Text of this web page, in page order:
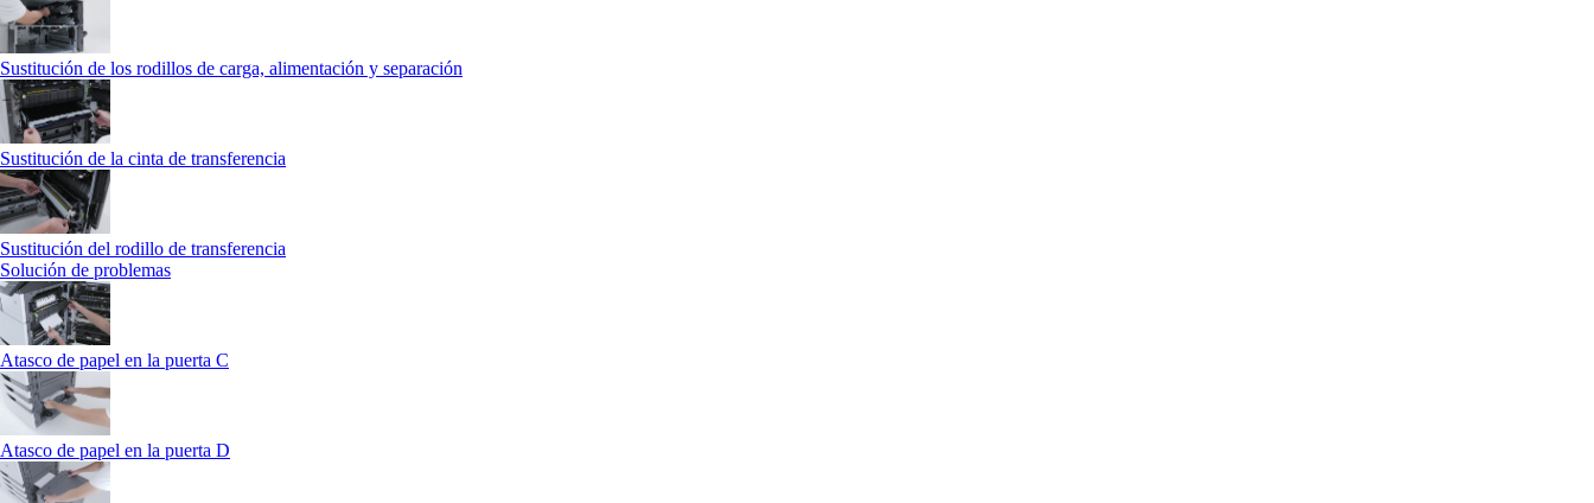
Sustitución de los rodillos de carga, alimentación y separación
Sustitución de la cinta de transferencia
Sustitución del rodillo de transferencia
Solución de problemas
Atasco de papel en la puerta C
Atasco de papel en la puerta D